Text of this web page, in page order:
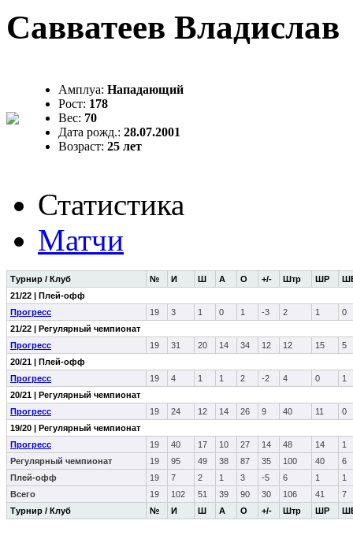
Савватеев Владислав
Амплуа: Нападающий
Рост: 178
Вес: 70
Дата рожд.: 28.07.2001
Возраст: 25 лет
Статистика
Матчи
Турнир / Клуб № И Ш А О +/- Штр ШР
Турнир / Клуб № И Ш А О +/- Штр ШР
21/22 | Плей-офф
Прогресс
19 3 1 0 1 -3 2 1
0
21/22 | Регулярный чемпионат
Прогресс
19 31 20 14 34 12 12 15
5
20/21 | Плей-офф
Прогресс
19 4 1 1 2 -2 4 0
1
20/21 | Регулярный чемпионат
Прогресс
19 24 12 14 26 9 40 11
0
19/20 | Регулярный чемпионат
Прогресс
19 40 17 10 27 14 48 14
1
Регулярный чемпионат
19 95 49 38 87 35 100 40
6
Плей-офф
19 7 2 1 3 -5 6 1
1
Всего
19 102 51 39 90 30 106 41 7